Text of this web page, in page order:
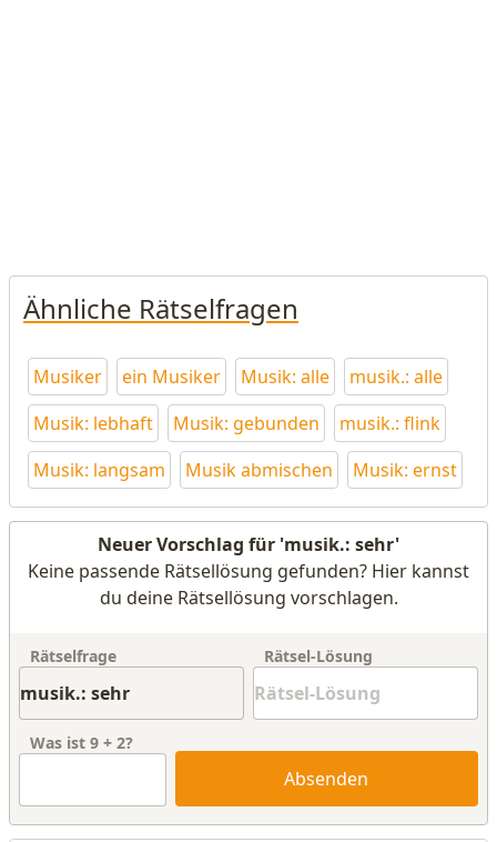
Ähnliche Rätselfragen
Musiker ein Musiker Musik: alle
musik.: alle
Musik: lebhaft
Musik: gebunden
musik.: flink
Musik: langsam
Musik abmischen Musik: ernst
Neuer Vorschlag für 'musik.: sehr'
Keine passende Rätsellösung gefunden? Hier kannst
du deine Rätsellösung vorschlagen.
Rätselfrage Rätsel-Lösung
Was ist 9 + 2?
Absenden